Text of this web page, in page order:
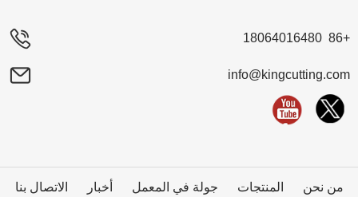
+86 18064016480
info@kingcutting.com
من نحن المنتجات جولة في المعمل أخبار
الاتصال بنا